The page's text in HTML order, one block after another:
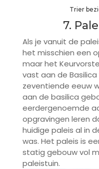
Trier
7.
Als je vanuit de
het misschien een
maar het
vast aan de
zeventiende eeuw
aan de basilica
eerdergenoemde
opgravingen leren
huidige paleis al in
was. Het paleis is
statig gebouw vol
paleistuin.